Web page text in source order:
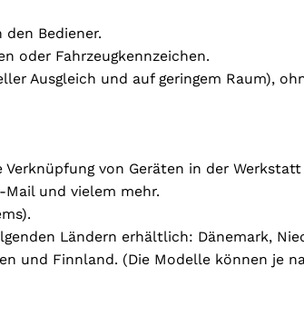
Bediener.
oder Fahrzeugkennzeichen.
Ausgleich und auf geringem Raum),
von Geräten in der
Mail und vielem mehr.
Ländern erhältlich: Dänemark,
und Finnland. (Die Modelle können je